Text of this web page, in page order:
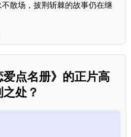
散场，披荆斩棘的故事仍在继
点名册》的正片高
处？